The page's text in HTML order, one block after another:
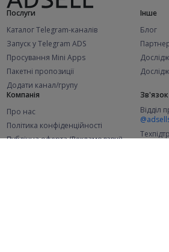
Послуги
Каталог Telegram-каналів
Запуск у Telegram ADS
Просування Mini Apps
Пакетні пропозиції
Додати канал/групу
Інше
Блог
Компанія
Про нас
Політика конфіденційності
Публічна оферта (Рекламодавці)
Зв'язок
Відділ